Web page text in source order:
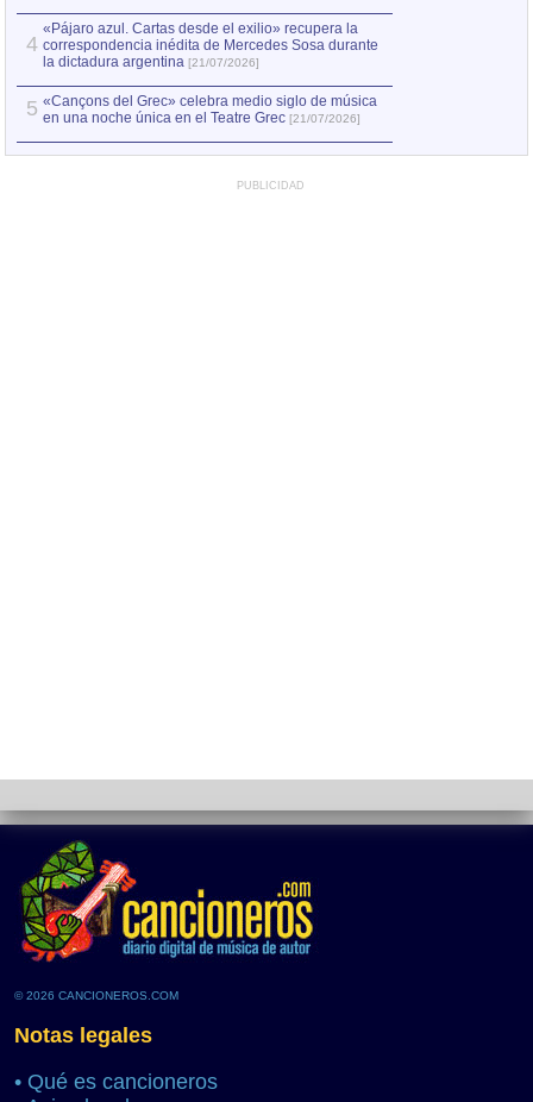
4
«Pájaro azul. Cartas desde el exilio» recupera la
correspondencia inédita de Mercedes Sosa durante
la dictadura argentina [21/07/2026]
5 «Cançons del Grec» celebra medio siglo de música
en una noche única en el Teatre Grec [21/07/2026]
PUBLICIDAD
© 2026 CANCIONEROS.COM
Notas legales
• Qué es cancioneros